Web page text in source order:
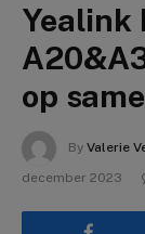
Yealink
op
By Valerie
december 2023